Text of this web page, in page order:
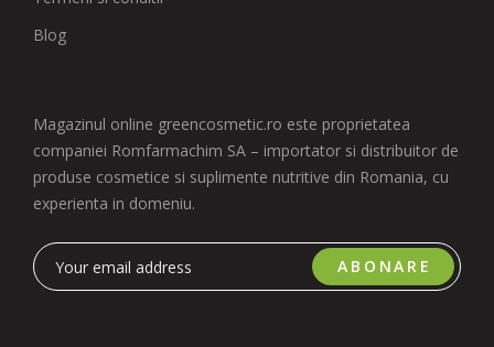
Blog
Magazinul online greencosmetic.ro este proprietatea
companiei Romfarmachim SA – importator si distribuitor de
produse cosmetice si suplimente nutritive din Romania, cu
experienta in domeniu.
ABONARE